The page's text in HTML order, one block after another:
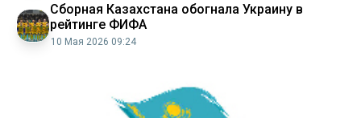
Сборная Казахстана обогнала Украину в
рейтинге ФИФА
10 Мая 2026 09:24